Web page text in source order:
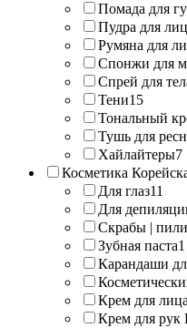
Помада для
Пудра для
Румяна для
Спонжи для
Спрей для
Тени15
Тональный
Тушь для
Хайлайтеры7
Косметика
Для глаз11
Для
Скрабы |
Зубная паста1
Карандаши
Крем для
Крем для рук